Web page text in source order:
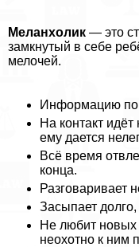
Меланхолик — это
замкнутый в себе
мелочей.
Информацию
На контакт
ему дается
Всё время
конца.
Разговаривает
Засыпает
Не любит новых
неохотно к ним